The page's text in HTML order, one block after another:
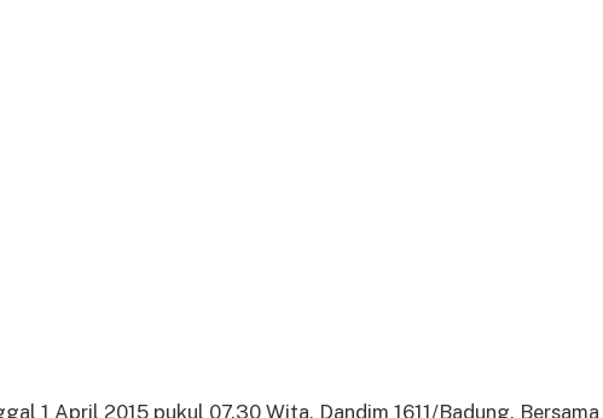
1 April 2015 pukul 07.30 Wita, Dandim 1611/Badung,